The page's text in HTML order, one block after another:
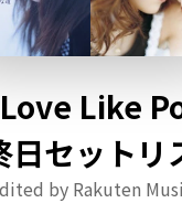
Love Like
日セットリ
by Rakuten